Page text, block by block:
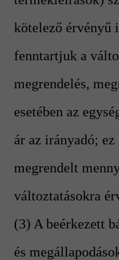
kötelező érvényű
fenntartjuk a
megrendelés,
esetében az
ár az irányadó;
megrendelt
változtatásokra
(3) A beérkezett
és